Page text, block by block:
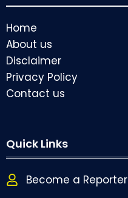
Home
About us
Disclaimer
Privacy Policy
Contact us
Quick Links
Become a Reporter